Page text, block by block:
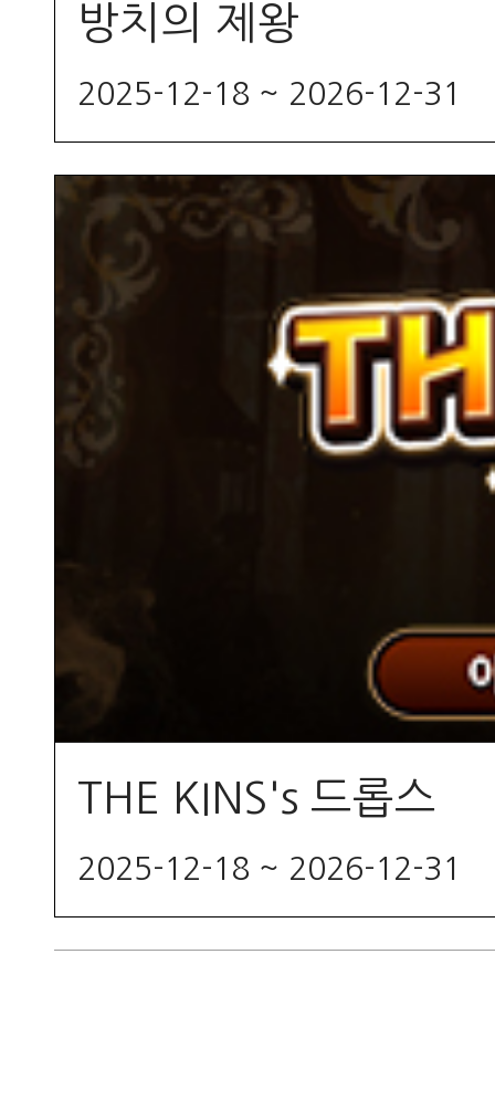
방치의 제왕
2025-12-18 ~ 2026-12-31
THE KINS's 드롭스
2025-12-18 ~ 2026-12-31